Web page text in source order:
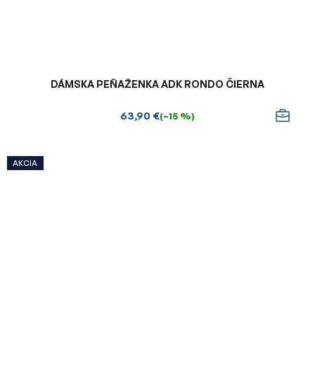
DÁMSKA PEŇAŽENKA ADK RONDO ČIERNA
63,90 €(–15 %)
AKCIA